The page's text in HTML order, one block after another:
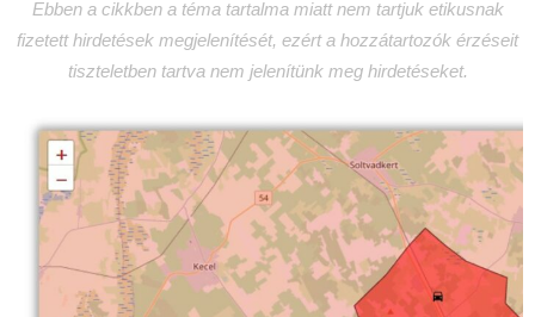
Ebben a cikkben a téma tartalma miatt nem tartjuk etikusnak
fizetett hirdetések megjelenítését, ezért a hozzátartozók érzéseit
tiszteletben tartva nem jelenítünk meg hirdetéseket.